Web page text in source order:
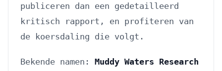
publiceren dan een gedetailleerd
kritisch rapport, en profiteren van
de koersdaling die volgt.
Bekende namen: Muddy Waters Research